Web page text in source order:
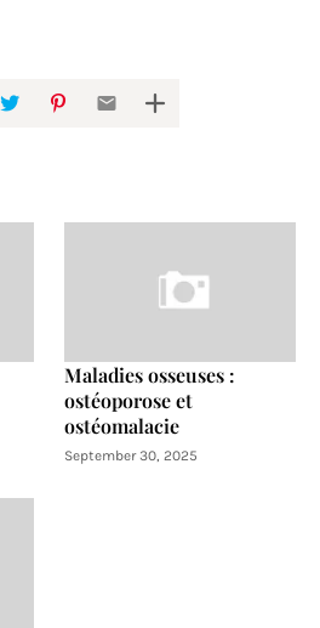
Maladies osseuses :
ostéoporose et
ostéomalacie
September 30, 2025